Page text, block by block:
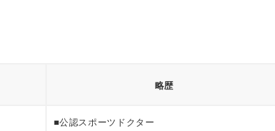
略歴
■公認スポーツドクター